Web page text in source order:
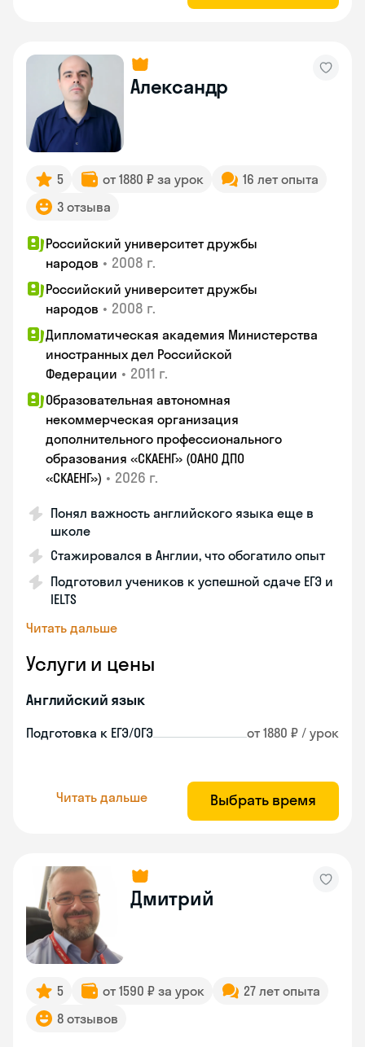
Александр
5 от 1880 ₽ за урок
16 лет опыта
3 отзыва
Российский университет дружбы
народов • 2008 г.
Российский университет дружбы
народов • 2008 г.
Дипломатическая академия Министерства
иностранных дел Российской
Федерации • 2011 г.
Образовательная автономная
некоммерческая организация
дополнительного профессионального
образования «СКАЕНГ» (ОАНО ДПО
«СКАЕНГ») • 2026 г.
Понял важность английского языка еще в
школе
Стажировался в Англии, что обогатило опыт
Подготовил учеников к успешной сдаче ЕГЭ и
IELTS
Читать дальше
Услуги и цены
Английский язык
Подготовка к ЕГЭ/ОГЭ от 1880 ₽ / урок
Читать дальше Выбрать время
Дмитрий
5 от 1590 ₽ за урок
27 лет опыта
8 отзывов